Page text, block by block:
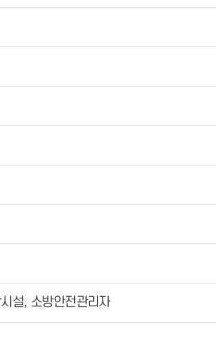
설, 소방안전관리자